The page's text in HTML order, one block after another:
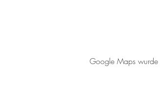
Google Maps wurde